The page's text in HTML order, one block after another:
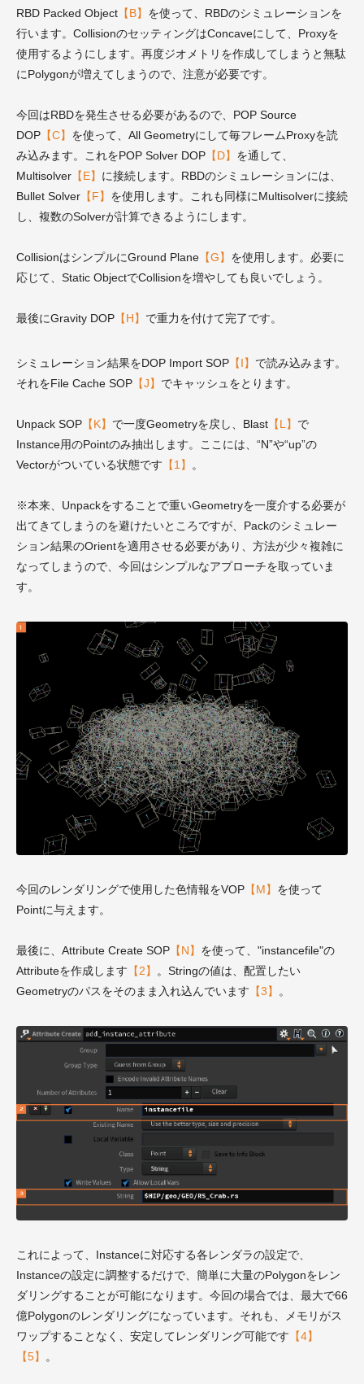
RBD Packed Object 【B】 を使って、RBDのシミュレーションを
行います。CollisionのセッティングはConcaveにして、Proxyを
使用するようにします。再度ジオメトリを作成してしまうと無駄
にPolygonが増えてしまうので、注意が必要です。
今回はRBDを発生させる必要があるので、POP Source
DOP 【C】 を使って、All Geometryにして毎フレームProxyを読
み込みます。これをPOP Solver DOP 【D】 を通して、
Multisolver 【E】 に接続します。RBDのシミュレーションには、
Bullet Solver 【F】 を使用します。これも同様にMultisolverに接続
し、複数のSolverが計算できるようにします。
CollisionはシンプルにGround Plane 【G】 を使用します。必要に
応じて、Static ObjectでCollisionを増やしても良いでしょう。
最後にGravity DOP 【H】 で重力を付けて完了です。
シミュレーション結果をDOP Import SOP 【I】 で読み込みます。
それをFile Cache SOP 【J】 でキャッシュをとります。
Unpack SOP 【K】 で一度Geometryを戻し、Blast 【L】 で
Instance用のPointのみ抽出します。ここには、“N”や“up”の
Vectorがついている状態です 【1】 。
※本来、Unpackをすることで重いGeometryを一度介する必要が
出てきてしまうのを避けたいところですが、Packのシミュレー
ション結果のOrientを適用させる必要があり、方法が少々複雑に
なってしまうので、今回はシンプルなアプローチを取っていま
す。
今回のレンダリングで使用した色情報をVOP 【M】 を使って
Pointに与えます。
最後に、Attribute Create SOP 【N】 を使って、"instancefile"の
Attributeを作成します 【2】 。Stringの値は、配置したい
Geometryのパスをそのまま入れ込んでいます 【3】 。
これによって、Instanceに対応する各レンダラの設定で、
Instanceの設定に調整するだけで、簡単に大量のPolygonをレン
ダリングすることが可能になります。今回の場合では、最大で66
億Polygonのレンダリングになっています。それも、メモリがス
ワップすることなく、安定してレンダリング可能です 【4】
【5】
。